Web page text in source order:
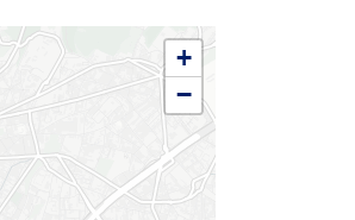
+
−